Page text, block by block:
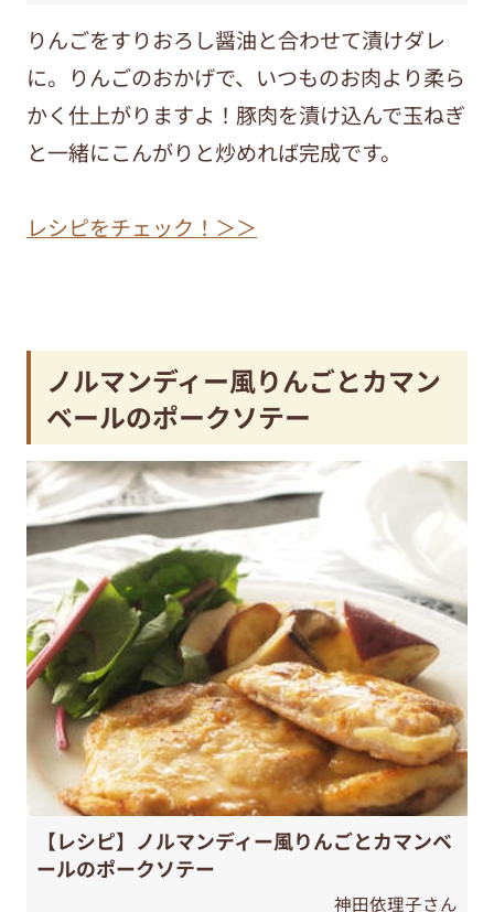
りんごをすりおろし醤油と合わせて漬けダレ
に。りんごのおかげで、いつものお肉より柔ら
かく仕上がりますよ！豚肉を漬け込んで玉ねぎ
と一緒にこんがりと炒めれば完成です。
レシピをチェック！＞＞
ノルマンディー風りんごとカマン
ベールのポークソテー
【レシピ】ノルマンディー風りんごとカマンベ
ールのポークソテー
神田依理子さん